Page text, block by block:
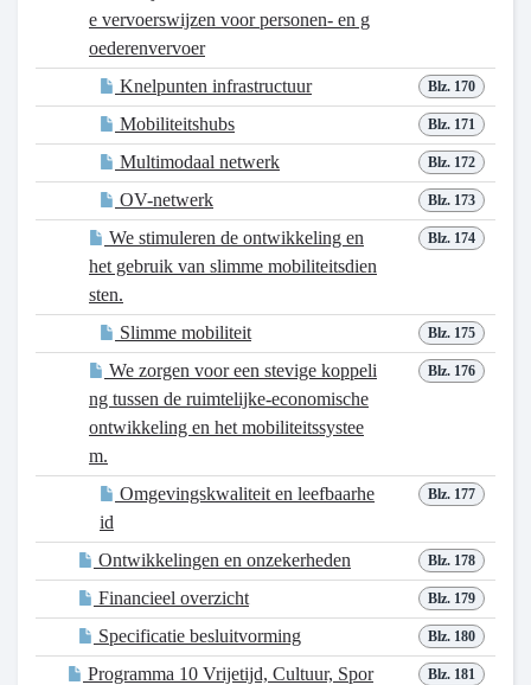
e vervoerswijzen voor personen- en g
oederenvervoer
Blz. 170
Knelpunten infrastructuur
Blz. 171
Mobiliteitshubs
Blz. 172
Multimodaal netwerk
Blz. 173
OV-netwerk
Blz. 174
We stimuleren de ontwikkeling en
het gebruik van slimme mobiliteitsdien
sten.
Blz. 175
Slimme mobiliteit
Blz. 176
We zorgen voor een stevige koppeli
ng tussen de ruimtelijke-economische
ontwikkeling en het mobiliteitssystee
m.
Blz. 177
Omgevingskwaliteit en leefbaarhe
id
Blz. 178
Ontwikkelingen en onzekerheden
Blz. 179
Financieel overzicht
Blz. 180
Specificatie besluitvorming
Blz. 181
Programma 10 Vrijetijd, Cultuur, Spor